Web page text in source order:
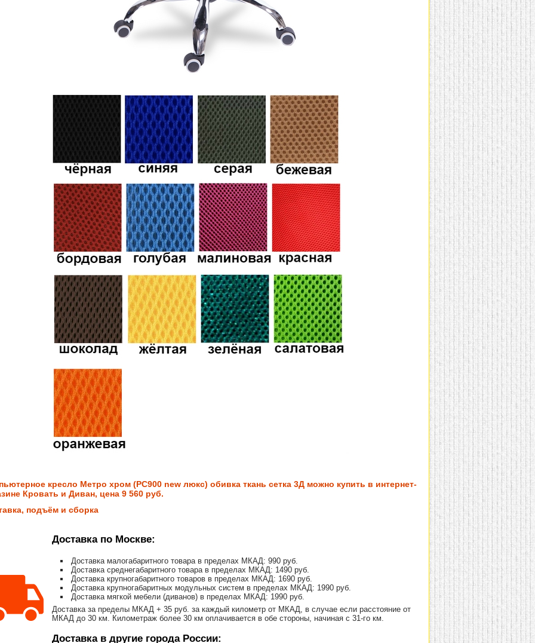
кресло Метро хром (PC900 new люкс) обивка ткань сетка 3Д можно купить в интернет-
Кровать и Диван, цена 9 560 руб.
подъём и сборка
Доставка по Москве:
Доставка малогабаритного товара в пределах МКАД: 990 руб.
Доставка среднегабаритного товара в пределах МКАД: 1490 руб.
Доставка крупногабаритного товаров в пределах МКАД: 1690 руб.
Доставка крупногабаритных модульных систем в пределах МКАД: 1990 руб.
Доставка мягкой мебели (диванов) в пределах МКАД: 1990 руб.
Доставка за пределы МКАД + 35 руб. за каждый километр от МКАД, в случае если расстояние от
МКАД до 30 км. Километраж более 30 км оплачивается в обе стороны, начиная с 31-го км.
Доставка в другие города России: